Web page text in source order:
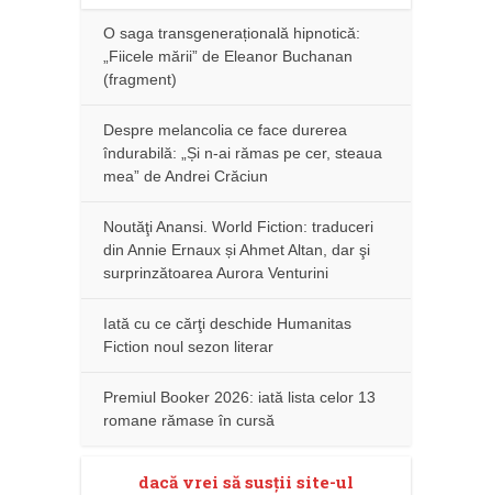
O saga transgenerațională hipnotică:
„Fiicele mării” de Eleanor Buchanan
(fragment)
Despre melancolia ce face durerea
îndurabilă: „Și n-ai rămas pe cer, steaua
mea” de Andrei Crăciun
Noutăţi Anansi. World Fiction: traduceri
din Annie Ernaux și Ahmet Altan, dar şi
surprinzătoarea Aurora Venturini
Iată cu ce cărţi deschide Humanitas
Fiction noul sezon literar
Premiul Booker 2026: iată lista celor 13
romane rămase în cursă
dacă vrei să susţii site-ul